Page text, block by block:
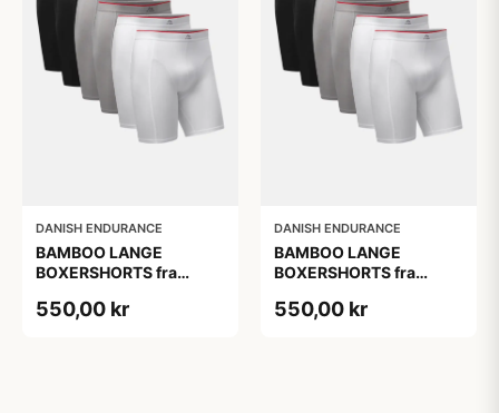
DANISH ENDURANCE
BAMBOO LANGE
BOXERSHORTS fra
Sort/Rød | Grå | Hvid 6-
550,00 kr
DANISH ENDURANCE
BAMBOO LANGE
BOXERSHORTS fra
Sort/Rød | Grå | Hvid 6-
550,00 kr